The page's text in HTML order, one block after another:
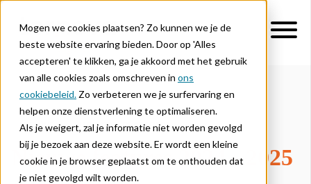
Mogen we cookies plaatsen? Zo kunnen we je de
beste website ervaring bieden. Door op 'Alles
accepteren' te klikken, ga je akkoord met het gebruik
van alle cookies zoals omschreven in ons
cookiebeleid. Zo verbeteren we je surfervaring en
helpen onze dienstverlening te optimaliseren.
Als je weigert, zal je informatie niet worden gevolgd
bij je bezoek aan deze website. Er wordt een kleine
cookie in je browser geplaatst om te onthouden dat
je niet gevolgd wilt worden.
NIEUWS UPDATES PLATFORM
Nieuwe features 2024 - 2025